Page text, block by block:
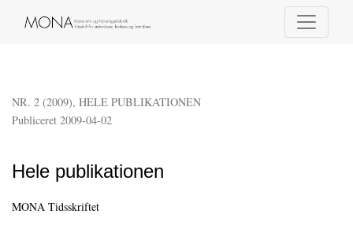
NR. 2 (2009), HELE PUBLIKATIONEN
Hele publikationen
Publiceret 2009-04-02
MONA Tidsskriftet